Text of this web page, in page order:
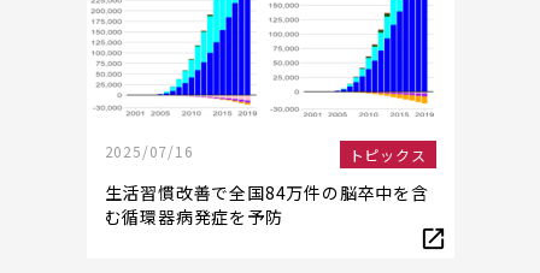
2025/07/16 トピックス
生活習慣改善で全国84万件の脳卒中を含
む循環器病発症を予防